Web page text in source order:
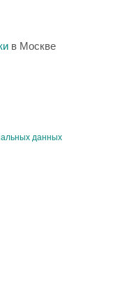
в Москве
данных